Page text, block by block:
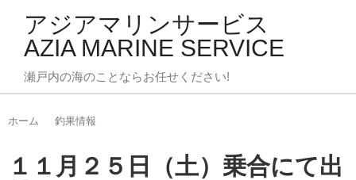
アジアマリンサービス
AZIA MARINE SERVICE
瀬戸内の海のことならお任せください!
ホーム 釣果情報
１１月２５日（土）乗合にて出